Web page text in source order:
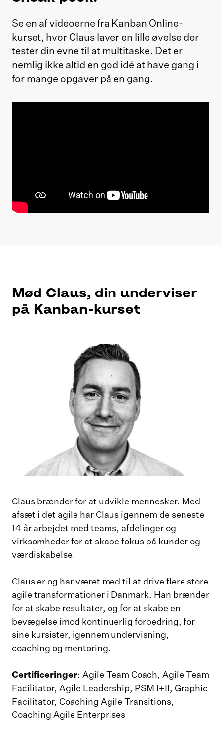
Se en af videoerne fra Kanban Online-
kurset, hvor Claus laver en lille øvelse der
tester din evne til at multitaske. Det er
nemlig ikke altid en god idé at have gang i
for mange opgaver på en gang.
Mød Claus, din underviser
på Kanban-kurset
Claus brænder for at udvikle mennesker. Med
afsæt i det agile har Claus igennem de seneste
14 år arbejdet med teams, afdelinger og
virksomheder for at skabe fokus på kunder og
værdiskabelse.
Claus er og har været med til at drive flere store
agile transformationer i Danmark. Han brænder
for at skabe resultater, og for at skabe en
bevægelse imod kontinuerlig forbedring, for
sine kursister, igennem undervisning,
coaching og mentoring.
Certificeringer: Agile Team Coach, Agile Team
Facilitator, Agile Leadership, PSM I+II, Graphic
Facilitator, Coaching Agile Transitions,
Coaching Agile Enterprises